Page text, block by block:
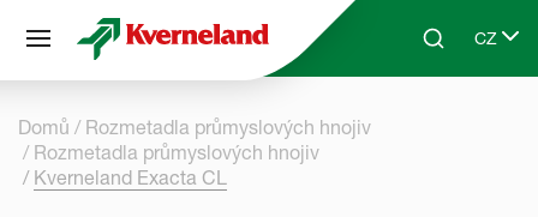
Skip to main contentSearchCZ
Select
Domů
Rozmetadla průmyslových hnojiv
Rozmetadla průmyslových hnojiv
Kverneland Exacta CL
Panel pro správu cookies